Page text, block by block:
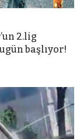
2.lig
başlıyor!